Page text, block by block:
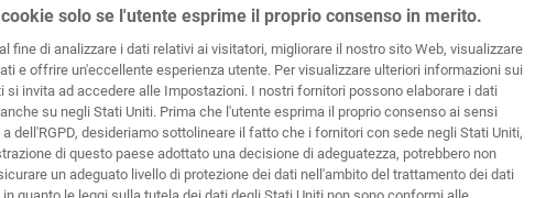
solo se l'utente esprime il proprio consenso in merito.
fine di analizzare i dati relativi ai visitatori, migliorare il nostro sito Web, visualizzare
e offrire un'eccellente esperienza utente. Per visualizzare ulteriori informazioni sui
si invita ad accedere alle Impostazioni. I nostri fornitori possono elaborare i dati
su negli Stati Uniti. Prima che l'utente esprima il proprio consenso ai sensi
a dell'RGPD, desideriamo sottolineare il fatto che i fornitori con sede negli Stati Uniti,
di questo paese adottato una decisione di adeguatezza, potrebbero non
un adeguato livello di protezione dei dati nell'ambito del trattamento dei dati